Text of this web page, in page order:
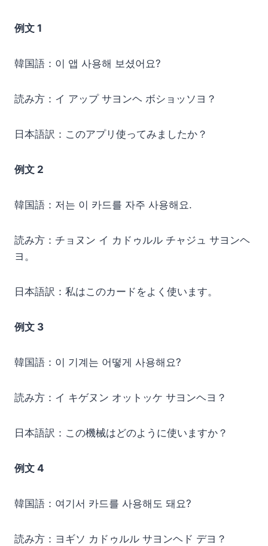
例文 1
韓国語：이 앱 사용해 보셨어요?
読み方：イ アップ サヨンヘ ボショッソヨ？
日本語訳：このアプリ使ってみましたか？
例文 2
韓国語：저는 이 카드를 자주 사용해요.
読み方：チョヌン イ カドゥルル チャジュ サヨンヘ
ヨ。
日本語訳：私はこのカードをよく使います。
例文 3
韓国語：이 기계는 어떻게 사용해요?
読み方：イ キゲヌン オットッケ サヨンヘヨ？
日本語訳：この機械はどのように使いますか？
例文 4
韓国語：여기서 카드를 사용해도 돼요?
読み方：ヨギソ カドゥルル サヨンヘド デヨ？